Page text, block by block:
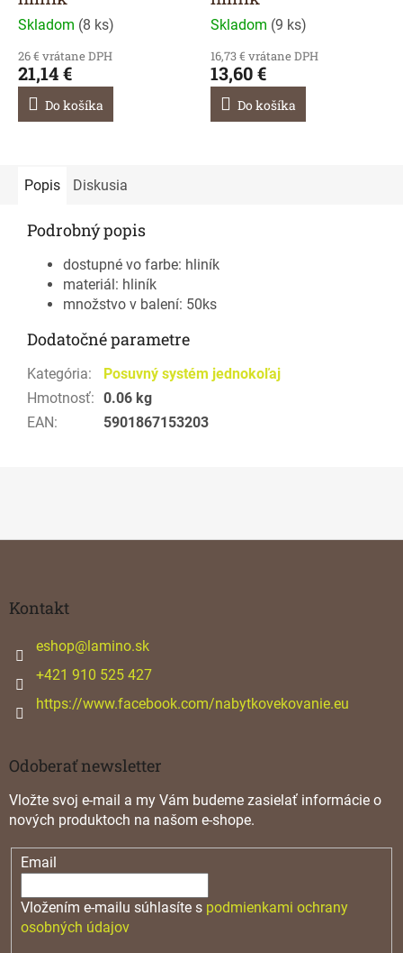
Skladom (8 ks)
26 € vrátane DPH
21,14 €
Do košíka
Skladom (9 ks)
16,73 € vrátane DPH
13,60 €
Do košíka
Popis Diskusia
Podrobný popis
dostupné vo farbe: hliník
materiál: hliník
množstvo v balení: 50ks
Dodatočné parametre
Kategória:
Posuvný systém jednokoľaj
Hmotnosť: 0.06 kg
EAN: 5901867153203
Kontakt
eshop@lamino.sk
+421 910 525 427
https://www.facebook.com/nabytkovekovanie.eu
Odoberať newsletter
Vložte svoj e-mail a my Vám budeme zasielať informácie o
nových produktoch na našom e-shope.
Email
Vložením e-mailu súhlasíte s podmienkami ochrany
osobných údajov